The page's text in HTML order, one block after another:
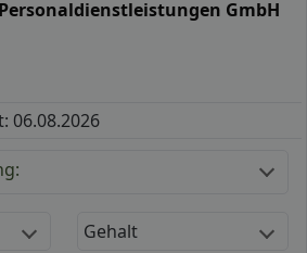
Personaldienstleistungen GmbH
06.08.2026
Gehalt